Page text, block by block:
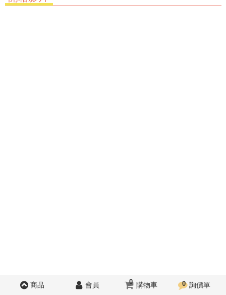
商品 會員 0 購物車 0 詢價單